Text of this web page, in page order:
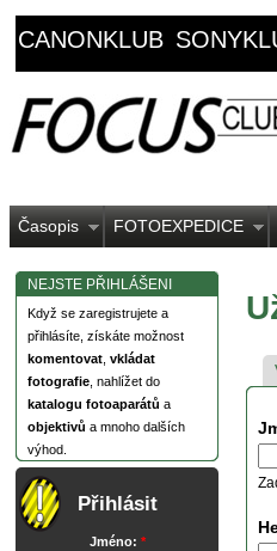
CANONKLUB
Časopis FOTOEXPEDICE
NEJSTE PŘIHLÁŠENI
Když se zaregistrujete a
přihlásíte, získáte možnost
komentovat vkládat
fotografie , nahlížet do
katalogu fotoaparátů a
objektivů a mnoho dalších
výhod.
Přihlásit
Jméno: *